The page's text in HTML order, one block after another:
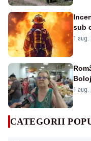
sub
1 aug.
1 aug.
CATEGORII